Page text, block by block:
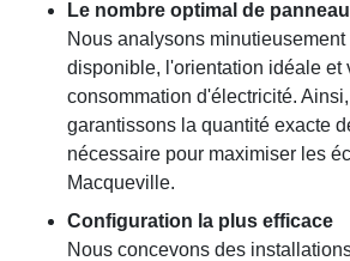
Le nombre optimal de
Nous analysons
disponible, l'orientation idéale et
consommation d'électricité.
garantissons la quantité exacte
nécessaire pour maximiser les
Macqueville.
Configuration la plus efficace
Nous concevons des